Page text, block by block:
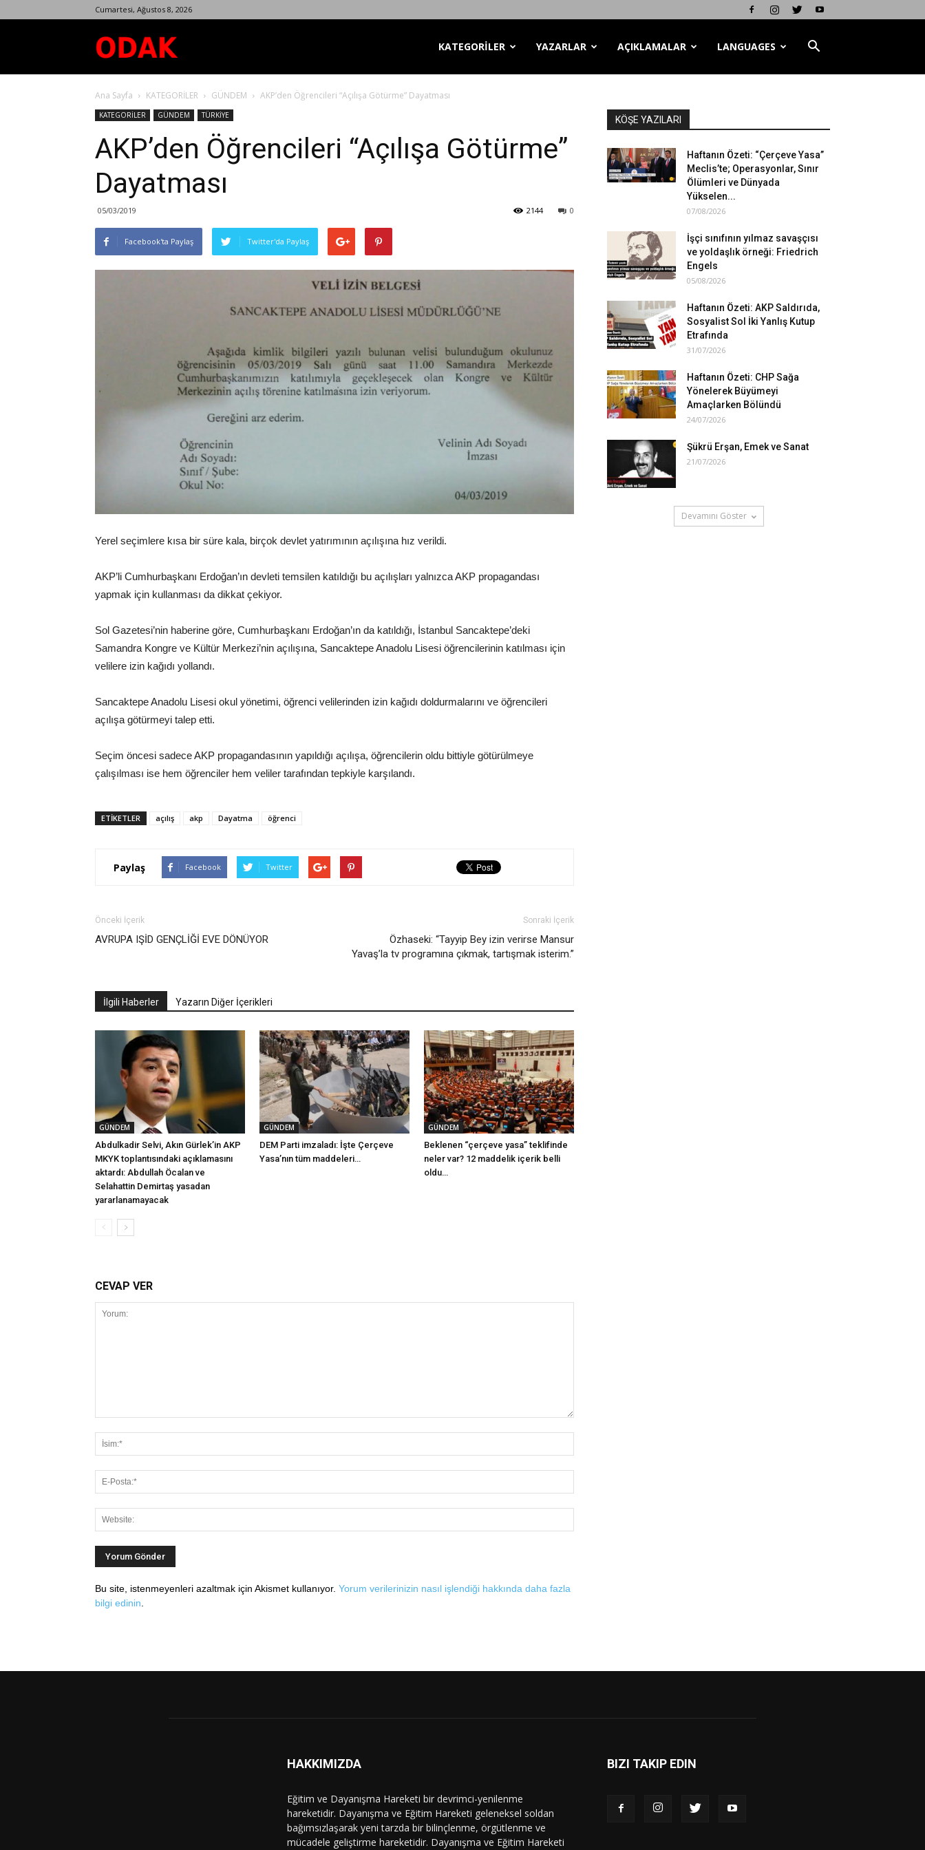
Cumartesi, Ağustos 8, 2026
Dergisi
KATEGORİLER YAZARLAR AÇIKLAMALAR LANGUAGES
Ana Sayfa KATEGORİLER GÜNDEM AKP’den Öğrencileri “Açılışa Götürme” Dayatması
KATEGORİLER GÜNDEM TÜRKİYE
AKP’den Öğrencileri “Açılışa Götürme”
Dayatması
05/03/2019 0
2144
Facebook'ta Paylaş Twitter'da Paylaş
Yerel seçimlere kısa bir süre kala, birçok devlet yatırımının açılışına hız verildi.
AKP’li Cumhurbaşkanı Erdoğan’ın devleti temsilen katıldığı bu açılışları yalnızca AKP propagandası
yapmak için kullanması da dikkat çekiyor.
Sol Gazetesi’nin haberine göre, Cumhurbaşkanı Erdoğan’ın da katıldığı, İstanbul Sancaktepe’deki
Samandra Kongre ve Kültür Merkezi’nin açılışına, Sancaktepe Anadolu Lisesi öğrencilerinin katılması için
velilere izin kağıdı yollandı.
Sancaktepe Anadolu Lisesi okul yönetimi, öğrenci velilerinden izin kağıdı doldurmalarını ve öğrencileri
açılışa götürmeyi talep etti.
Seçim öncesi sadece AKP propagandasının yapıldığı açılışa, öğrencilerin oldu bittiyle götürülmeye
çalışılması ise hem öğrenciler hem veliler tarafından tepkiyle karşılandı.
ETIKETLER açılış akp Dayatma öğrenci
Paylaş Facebook Twitter
Önceki İçerik
AVRUPA IŞİD GENÇLİĞİ EVE DÖNÜYOR
Sonraki İçerik
Özhaseki: “Tayyip Bey izin verirse Mansur
Yavaş’la tv programına çıkmak, tartışmak isterim.”
İlgili Haberler Yazarın Diğer İçerikleri
GÜNDEM
Abdulkadir Selvi, Akın Gürlek’in AKP
MKYK toplantısındaki açıklamasını
aktardı: Abdullah Öcalan ve
Selahattin Demirtaş yasadan
yararlanamayacak
GÜNDEM
DEM Parti imzaladı: İşte Çerçeve
Yasa’nın tüm maddeleri…
GÜNDEM
Beklenen “çerçeve yasa” teklifinde
neler var? 12 maddelik içerik belli
oldu…
CEVAP VER
Bu site, istenmeyenleri azaltmak için Akismet kullanıyor. Yorum verilerinizin nasıl işlendiği hakkında daha fazla
bilgi edinin
KÖŞE YAZILARI
Haftanın Özeti: “Çerçeve Yasa”
Meclis’te; Operasyonlar, Sınır
Ölümleri ve Dünyada
Yükselen...
07/08/2026
İşçi sınıfının yılmaz savaşçısı
ve yoldaşlık örneği: Friedrich
Engels
05/08/2026
Haftanın Özeti: AKP Saldırıda,
Sosyalist Sol İki Yanlış Kutup
Etrafında
31/07/2026
Haftanın Özeti: CHP Sağa
Yönelerek Büyümeyi
Amaçlarken Bölündü
24/07/2026
Şükrü Erşan, Emek ve Sanat
21/07/2026
Devamını Göster
HAKKIMIZDA
Eğitim ve Dayanışma Hareketi bir devrimci-yenilenme
hareketidir. Dayanışma ve Eğitim Hareketi geleneksel soldan
bağımsızlaşarak yeni tarzda bir bilinçlenme, örgütlenme ve
mücadele geliştirme hareketidir. Dayanışma ve Eğitim Hareketi
BIZI TAKIP EDIN